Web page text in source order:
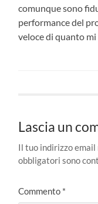
comunque sono
performance del
veloce di quanto
Lascia un
Il tuo indirizzo email
obbligatori sono
Commento *